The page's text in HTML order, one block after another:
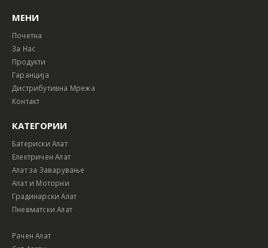
МЕНИ
Почетна
За Нас
Продукти
Гаранција
Дистрибутивна Мрежа
Контакт
КАТЕГОРИИ
Батериски Алат
Електричен Алат
Алат за Заварување
Алат и Моторни
Градинарски Алат
Пневматски Алат
Рачен Алат